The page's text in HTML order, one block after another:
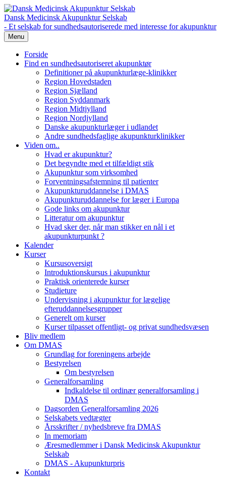
Dansk Medicinsk Akupunktur Selskab
- Et selskab for sundhedsautoriserede med interesse for akupunktur
Menu
Forside
Find en sundhedsautoriseret akupunktør
Definitioner på akupunkturlæge-klinikker
Region Hovedstaden
Region Sjælland
Region Syddanmark
Region Midtjylland
Region Nordjylland
Danske akupunkturlæger i udlandet
Andre sundhedsfaglige akupunkturklinikker
Viden om..
Hvad er akupunktur?
Det begyndte med et tilfældigt stik
Akupunktur som virksomhed
Forventningsafstemning til patienter
Akupunkturuddannelse i DMAS
Akupunkturuddannelse for læger i Europa
Gode links om akupunktur
Litteratur om akupunktur
Hvad sker der, når man stikker en nål i et
akupunkturpunkt ?
Kalender
Kurser
Kursusoversigt
Introduktionskursus i akupunktur
Praktisk orienterede kurser
Studieture
Undervisning i akupunktur for lægelige
efteruddannelsesgrupper
Generelt om kurser
Kurser tilpasset offentligt- og privat sundhedsvæsen
Bliv medlem
Om DMAS
Grundlag for foreningens arbejde
Bestyrelsen
Om bestyrelsen
Generalforsamling
Indkaldelse til ordinær generalforsamling i
DMAS
Dagsorden Generalforsamling 2026
Selskabets vedtægter
Årsskrifter / nyhedsbreve fra DMAS
In memoriam
Æresmedlemmer i Dansk Medicinsk Akupunktur
Selskab
DMAS - Akupunkturpris
Kontakt